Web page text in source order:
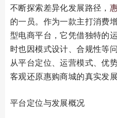
不断探索差异化发展路径，
的一员。作为一款主打消费
型电商平台，它凭借独特的
时也因模式设计、合规性等
从平台定位、运营模式、优
客观还原惠购商城的真实发展
平台定位与发展概况